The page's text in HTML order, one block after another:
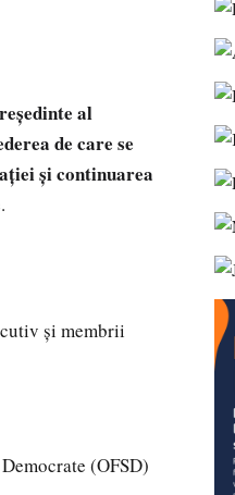
al
de care se
și continuarea
și membrii
(OFSD)